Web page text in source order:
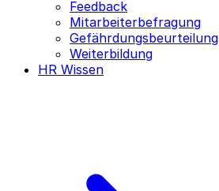
Feedback
Mitarbeiterbefragung
Gefährdungsbeurteilung
Weiterbildung
HR Wissen